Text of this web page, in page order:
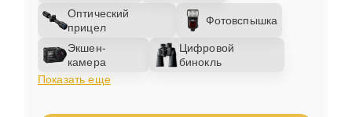
Оптический
прицел
Фотовспышка
Экшен-
камера
Цифровой
бинокль
Показать еще